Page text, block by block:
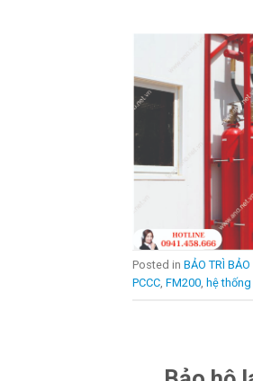
Posted in BẢO TRÌ BẢO
PCCC, FM200, hệ